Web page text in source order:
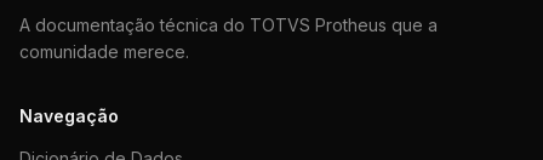
A documentação técnica do TOTVS Protheus que a
comunidade merece.
Navegação